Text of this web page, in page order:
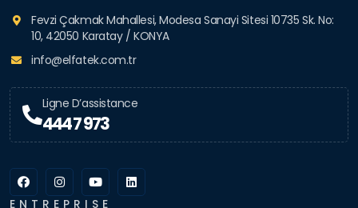
Fevzi Çakmak Mahallesi, Modesa Sanayi Sitesi 10735 Sk. No:
10, 42050 Karatay / KONYA
info@elfatek.com.tr
Ligne D’assistance
444 7 973
ENTREPRISE